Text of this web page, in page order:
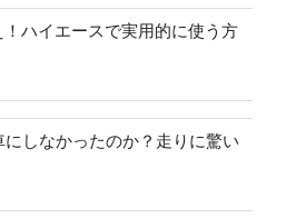
ハイエースで実用的に使う方
にしなかったのか？走りに驚い